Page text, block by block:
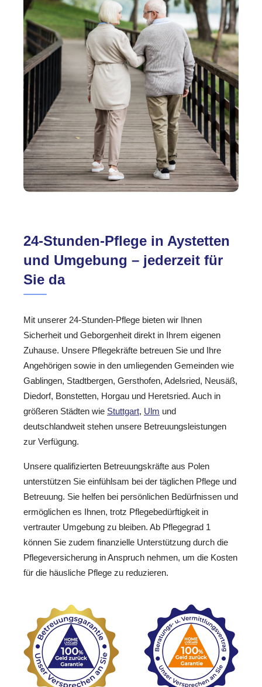
24-Stunden-Pflege in Aystetten
und Umgebung – jederzeit für
Sie da
Mit unserer 24-Stunden-Pflege bieten wir Ihnen
Sicherheit und Geborgenheit direkt in Ihrem eigenen
Zuhause. Unsere Pflegekräfte betreuen Sie und Ihre
Angehörigen sowie in den umliegenden Gemeinden wie
Gablingen, Stadtbergen, Gersthofen, Adelsried, Neusäß,
Diedorf, Bonstetten, Horgau und Heretsried. Auch in
größeren Städten wie Stuttgart, Ulm und
deutschlandweit stehen unsere Betreuungsleistungen
zur Verfügung.
Unsere qualifizierten Betreuungskräfte aus Polen
unterstützen Sie einfühlsam bei der täglichen Pflege und
Betreuung. Sie helfen bei persönlichen Bedürfnissen und
ermöglichen es Ihnen, trotz Pflegebedürftigkeit in
vertrauter Umgebung zu bleiben. Ab Pflegegrad 1
können Sie zudem finanzielle Unterstützung durch die
Pflegeversicherung in Anspruch nehmen, um die Kosten
für die häusliche Pflege zu reduzieren.